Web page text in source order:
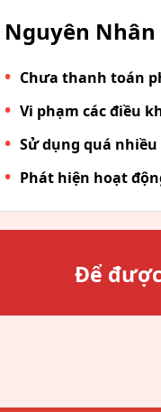
Nguyên Nhân
Chưa thanh toán
Vi phạm các điều
Sử dụng quá
Phát hiện hoạt
Để